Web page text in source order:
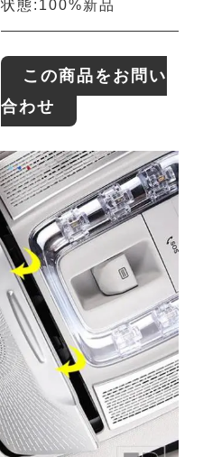
状態:100%新品
この商品をお問い
合わせ